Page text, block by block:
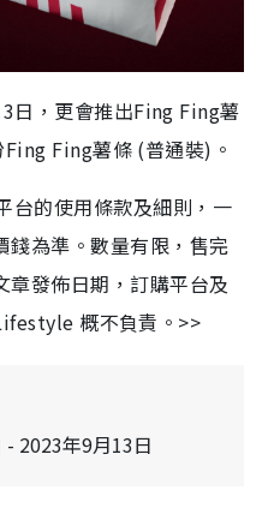
日，更會推出Fing Fing薯
Fing薯條 (普通裝)。
台的使用條款及細則，一
錢為準。數量有限，售完
章發佈日期，訂購平台及
概不負責。>>
2023年9月13日